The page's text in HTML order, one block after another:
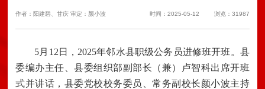
作者：阳建碧、甘庆 审定：颜小波 时间：2025-05-12 浏览：31987
5月12日，2025年邻水县职级公务员进修班开班。县
委编办主任、县委组织部副部长（兼）卢智科出席开班
式并讲话，县委党校校务委员、常务副校长颜小波主持